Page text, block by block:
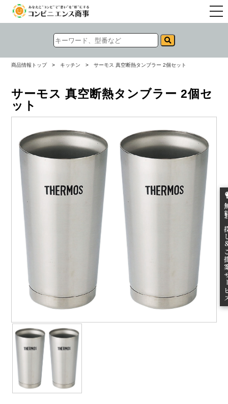
無
ご
商品情報トップ > キッチン > サーモス 真空断熱タンブラー 2個セット
サーモス 真空断熱タンブラー 2個セ
ット